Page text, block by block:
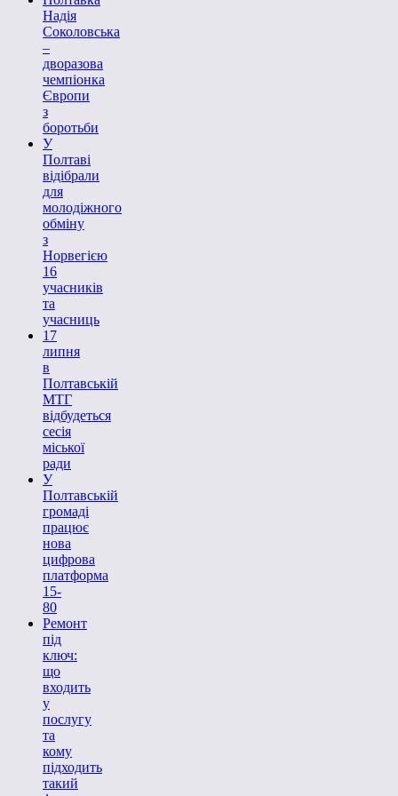
Надія
Соколовська
–
дворазова
чемпіонка
Європи
з
боротьби
У
Полтаві
відібрали
для
молодіжного
обміну
з
Норвегією
16
учасників
та
учасниць
17
липня
в
Полтавській
МТГ
відбудеться
сесія
міської
ради
У
Полтавській
громаді
працює
нова
цифрова
платформа
15-
80
Ремонт
під
ключ:
що
входить
у
послугу
та
кому
підходить
такий